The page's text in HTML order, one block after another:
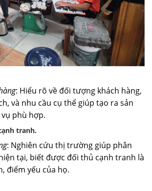
: Hiểu rõ về đối tượng khách hàng,
và nhu cầu cụ thể giúp tạo ra sản
phù hợp.
tranh.
: Nghiên cứu thị trường giúp phân
tại, biết được đối thủ cạnh tranh là
điểm yếu của họ.